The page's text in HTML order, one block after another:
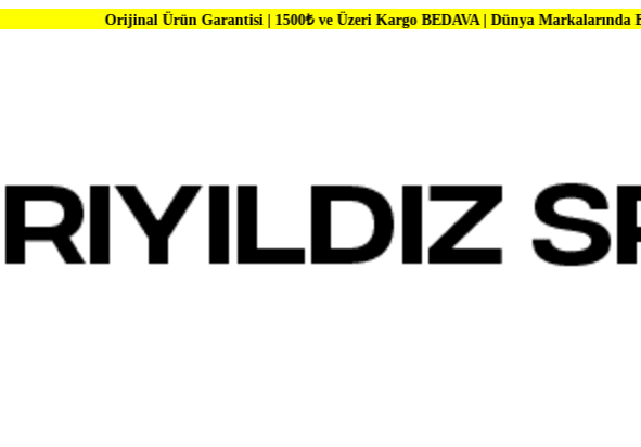
Orijinal Ürün Garantisi | 1500₺ ve Üzeri Kargo BEDAVA | Dünya Markalarında Büyük İndirimler